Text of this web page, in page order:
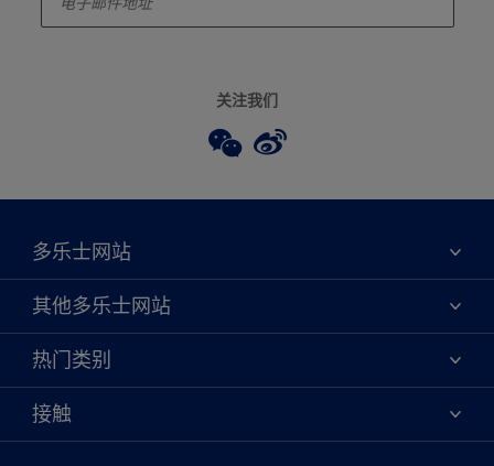
关注我们
多乐士网站
关于我们
联系我们
查找店铺
其他多乐士网站
焕新服务
多乐士专业
天猫官方旗舰店
热门类别
颜色
产品
接触